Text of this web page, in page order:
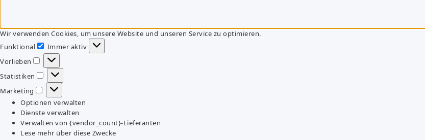
Wir verwenden Cookies, um unsere Website und unseren Service zu optimieren.
Funktional
Funktional
Immer aktiv
Vorlieben
Vorlieben
Statistiken
Statistiken
Marketing
Marketing
Optionen verwalten
Dienste verwalten
Verwalten von {vendor_count}-Lieferanten
Lese mehr über diese Zwecke